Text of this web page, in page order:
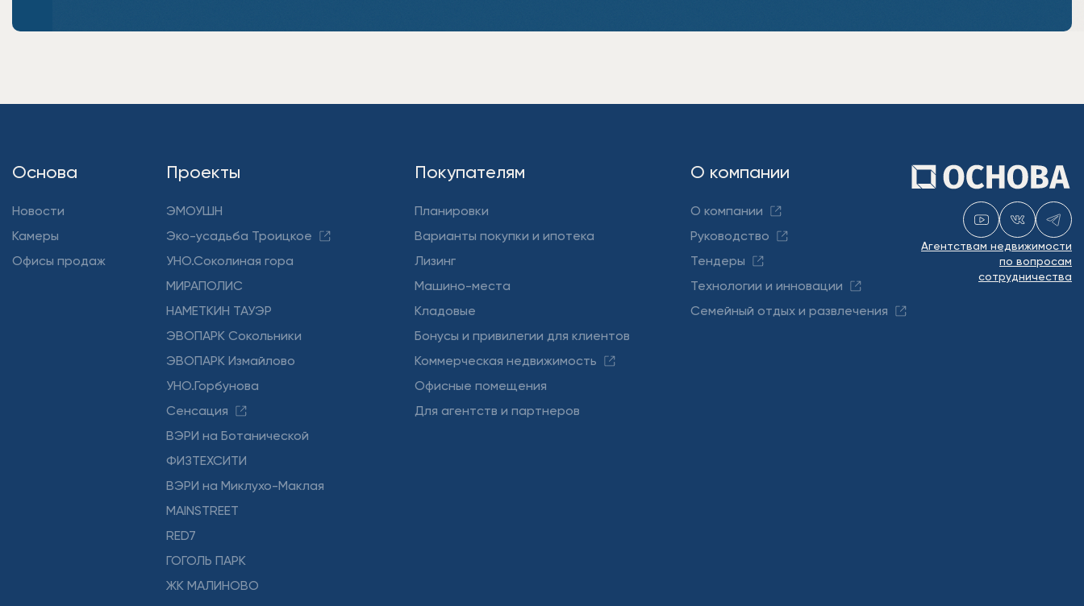
Основа
Новости
Камеры
Офисы продаж
Проекты
ЭМОУШН
Эко-усадьба Троицкое
УНО.Соколиная гора
МИРАПОЛИС
НАМЕТКИН ТАУЭР
ЭВОПАРК Сокольники
ЭВОПАРК Измайлово
УНО.Горбунова
Сенсация
ВЭРИ на Ботанической
ФИЗТЕХСИТИ
ВЭРИ на Миклухо-Маклая
MAINSTREET
RED7
ГОГОЛЬ ПАРК
ЖК МАЛИНОВО
Покупателям
Планировки
Варианты покупки и ипотека
Лизинг
Машино-места
Кладовые
Бонусы и привилегии для клиентов
Коммерческая недвижимость
Офисные помещения
Для агентств и партнеров
О компании
О компании
Руководство
Тендеры
Технологии и инновации
Семейный отдых и развлечения
Агентствам недвижимости
по вопросам
сотрудничества